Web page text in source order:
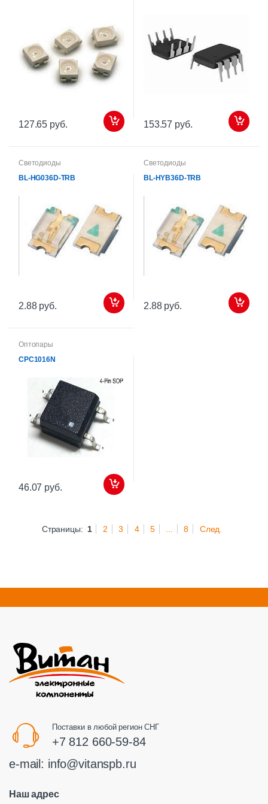
127.65 руб. 153.57 руб.
Светодиоды
BL-HG036D-TRB
2.88 руб.
Светодиоды
BL-HYB36D-TRB
2.88 руб.
Оптопары
CPC1016N
46.07 руб.
Страницы: 1 2 3 4 5 8 След.
Поставки в любой регион СНГ
+7 812 660-59-84
e-mail: info@vitanspb.ru
Наш адрес